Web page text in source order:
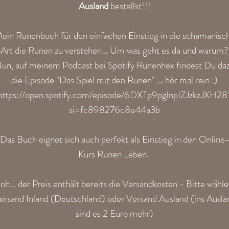
Auslandbestellst!!!
Runenbuch für den einfachen Einstieg in die
Art die Runen zu verstehen... Um was geht es da und warum?
auf meinem Podcast bei Spotify Runenhex findest Du
die Episode "Das Spiel mit den Runen" ... hör mal rein :)
open.spotify.com/episode/
si=fc898276c8e44a3b
Das Buch eignet sich auch perfekt als Einstieg in den Online-
Kurs Runen Leben.
oh... der Preis enthält bereits die Versandkosten - Bitte wähle
Inland (Deutschland) oder Versand Ausland (ins
sind es 2 Euro mehr)